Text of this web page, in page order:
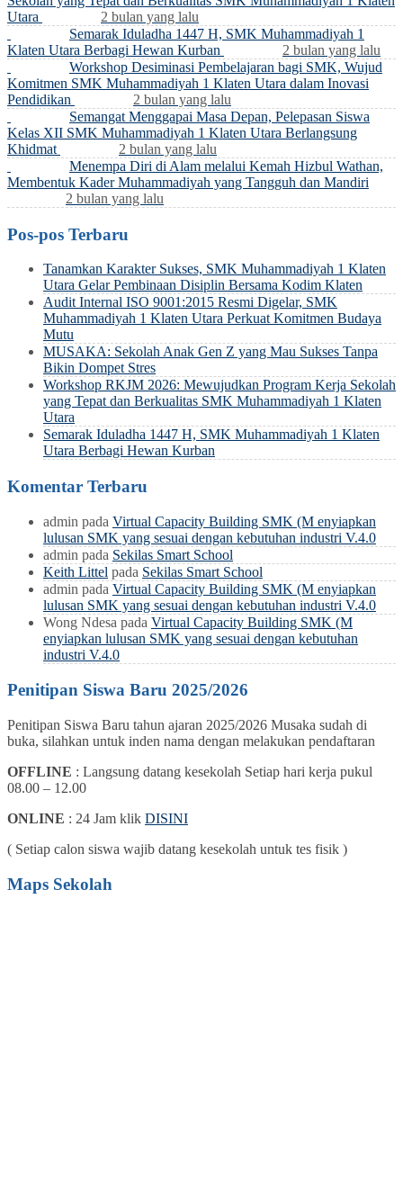
Utara
2 bulan yang lalu
Semarak Iduladha 1447 H, SMK Muhammadiyah 1
Klaten Utara Berbagi Hewan Kurban
2 bulan yang lalu
Workshop Desiminasi Pembelajaran bagi SMK, Wujud
Komitmen SMK Muhammadiyah 1 Klaten Utara dalam Inovasi
Pendidikan
2 bulan yang lalu
Semangat Menggapai Masa Depan, Pelepasan Siswa
Kelas XII SMK Muhammadiyah 1 Klaten Utara Berlangsung
Khidmat
2 bulan yang lalu
Menempa Diri di Alam melalui Kemah Hizbul Wathan,
Membentuk Kader Muhammadiyah yang Tangguh dan Mandiri
2 bulan yang lalu
Pos-pos Terbaru
Tanamkan Karakter Sukses, SMK Muhammadiyah 1 Klaten
Utara Gelar Pembinaan Disiplin Bersama Kodim Klaten
Audit Internal ISO 9001:2015 Resmi Digelar, SMK
Muhammadiyah 1 Klaten Utara Perkuat Komitmen Budaya
Mutu
MUSAKA: Sekolah Anak Gen Z yang Mau Sukses Tanpa
Bikin Dompet Stres
Workshop RKJM 2026: Mewujudkan Program Kerja Sekolah
yang Tepat dan Berkualitas SMK Muhammadiyah 1 Klaten
Utara
Semarak Iduladha 1447 H, SMK Muhammadiyah 1 Klaten
Utara Berbagi Hewan Kurban
Komentar Terbaru
admin pada Virtual Capacity Building SMK (M enyiapkan
lulusan SMK yang sesuai dengan kebutuhan industri V.4.0
admin pada Sekilas Smart School
Keith Littel pada Sekilas Smart School
admin pada Virtual Capacity Building SMK (M enyiapkan
lulusan SMK yang sesuai dengan kebutuhan industri V.4.0
Wong Ndesa pada Virtual Capacity Building SMK (M
enyiapkan lulusan SMK yang sesuai dengan kebutuhan
industri V.4.0
Penitipan Siswa Baru 2025/2026
Penitipan Siswa Baru tahun ajaran 2025/2026 Musaka sudah di
buka, silahkan untuk inden nama dengan melakukan pendaftaran
OFFLINE : Langsung datang kesekolah Setiap hari kerja pukul
08.00 – 12.00
ONLINE : 24 Jam klik DISINI
( Setiap calon siswa wajib datang kesekolah untuk tes fisik )
Maps Sekolah